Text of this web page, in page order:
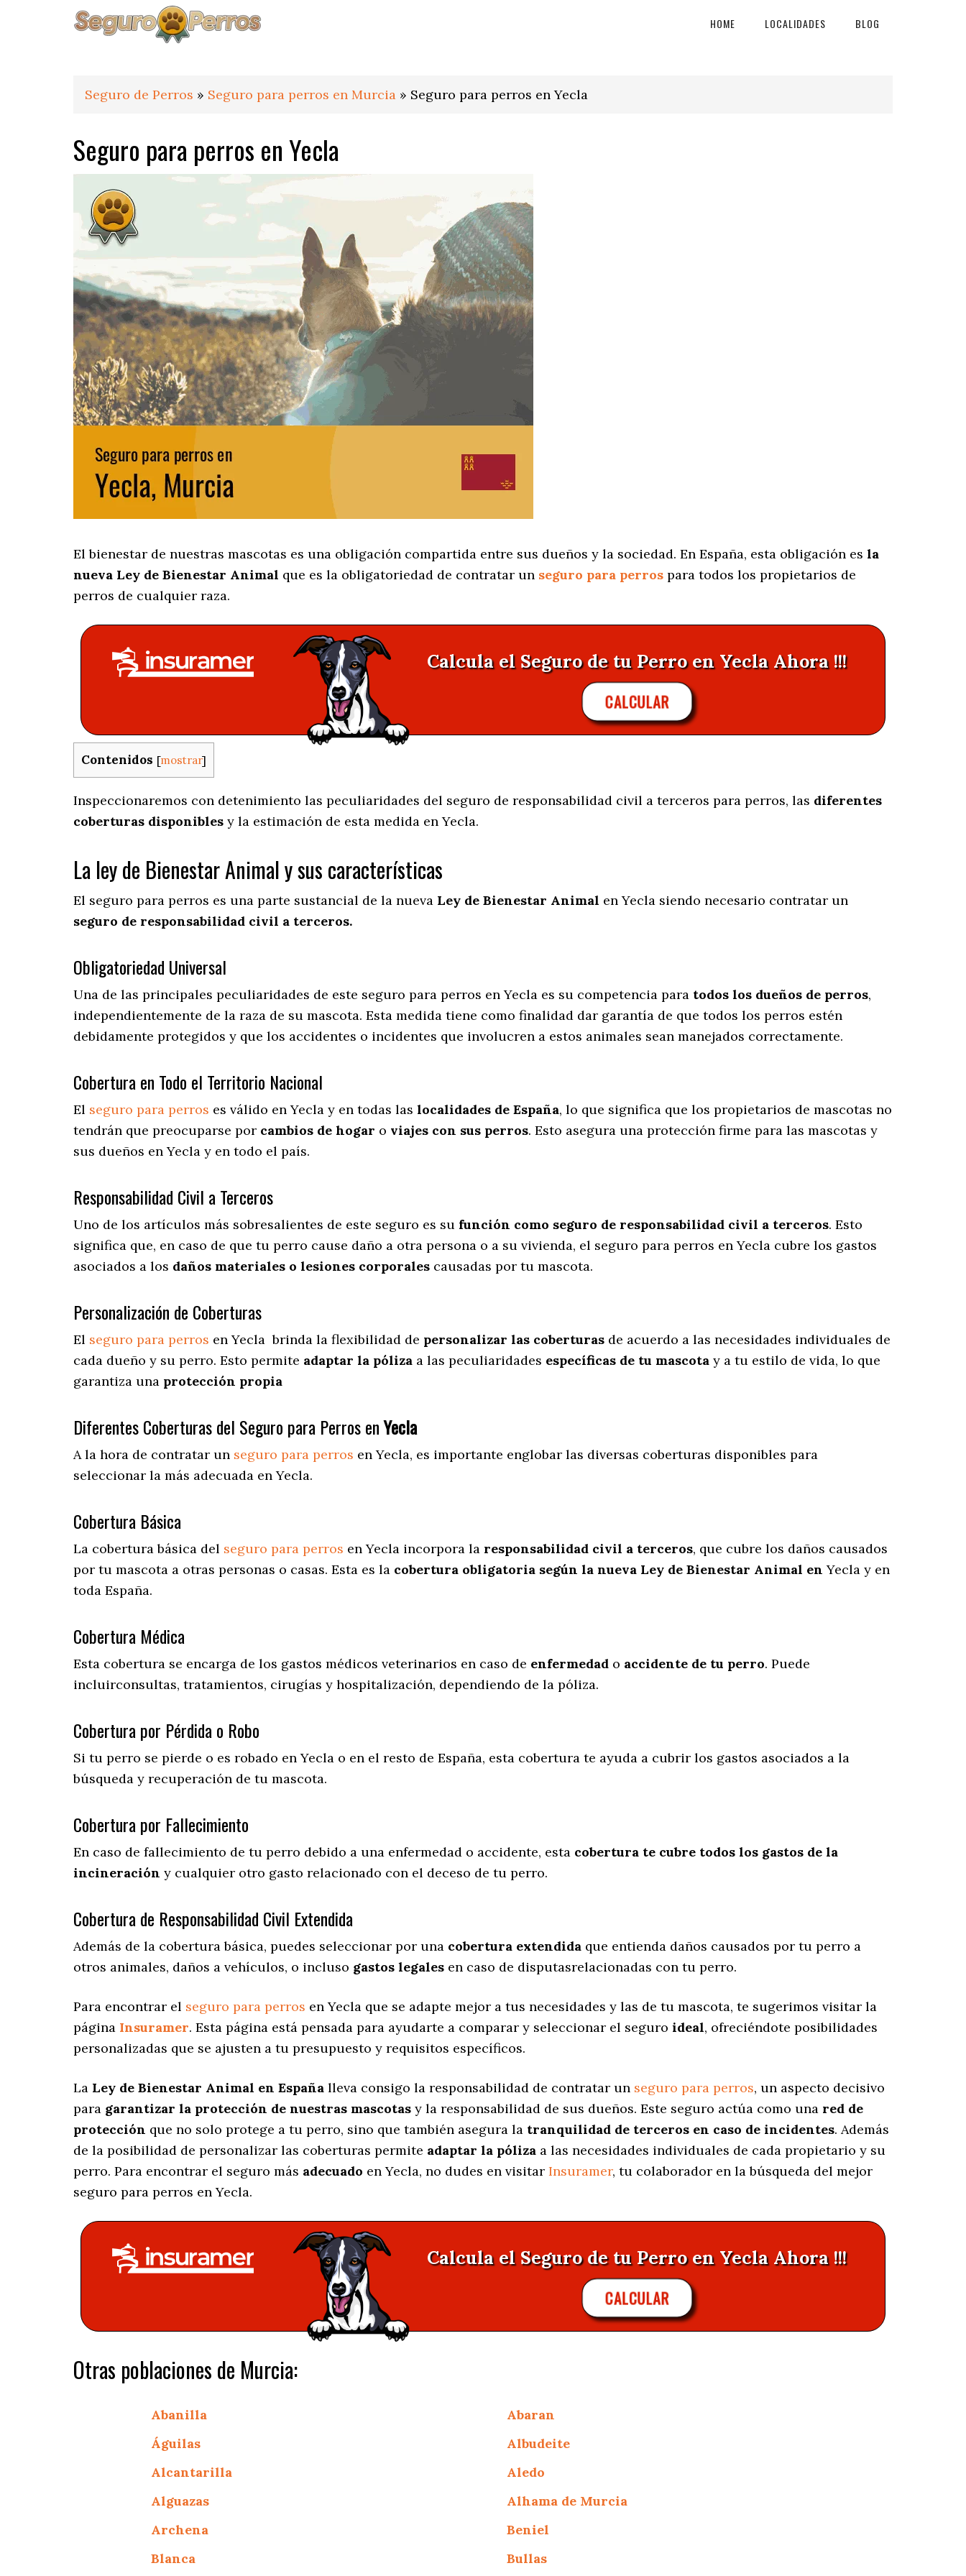
HOME LOCALIDADES BLOG
Seguro de Perros » Seguro para perros en Murcia » Seguro para perros en Yecla
Seguro para perros en Yecla
El bienestar de nuestras mascotas es una obligación compartida entre sus dueños y la sociedad. En España, esta obligación es la
nueva Ley de Bienestar Animal que es la obligatoriedad de contratar un seguro para perros para todos los propietarios de
perros de cualquier raza.
Calcula el Seguro de tu Perro en Yecla Ahora !!!
CALCULAR
Contenidos [mostrar]
Inspeccionaremos con detenimiento las peculiaridades del seguro de responsabilidad civil a terceros para perros, las diferentes
coberturas disponibles y la estimación de esta medida en Yecla.
La ley de Bienestar Animal y sus características
El seguro para perros es una parte sustancial de la nueva Ley de Bienestar Animal en Yecla siendo necesario contratar un
seguro de responsabilidad civil a terceros.
Obligatoriedad Universal
Una de las principales peculiaridades de este seguro para perros en Yecla es su competencia para todos los dueños de perros,
independientemente de la raza de su mascota. Esta medida tiene como finalidad dar garantía de que todos los perros estén
debidamente protegidos y que los accidentes o incidentes que involucren a estos animales sean manejados correctamente.
Cobertura en Todo el Territorio Nacional
El seguro para perros es válido en Yecla y en todas las localidades de España, lo que significa que los propietarios de mascotas no
tendrán que preocuparse por cambios de hogar o viajes con sus perros. Esto asegura una protección firme para las mascotas y
sus dueños en Yecla y en todo el país.
Responsabilidad Civil a Terceros
Uno de los artículos más sobresalientes de este seguro es su función como seguro de responsabilidad civil a terceros. Esto
significa que, en caso de que tu perro cause daño a otra persona o a su vivienda, el seguro para perros en Yecla cubre los gastos
asociados a los daños materiales o lesiones corporales causadas por tu mascota.
Personalización de Coberturas
El seguro para perros enYecla brinda la flexibilidad de personalizar las coberturas de acuerdo a las necesidades individuales de
cada dueño y su perro. Esto permite adaptar la póliza a las peculiaridades específicas de tu mascota y a tu estilo de vida, lo que
garantiza una protección propia
Diferentes Coberturas del Seguro para Perros enYecla
A la hora de contratar un seguro para perros en Yecla, es importante englobar las diversas coberturas disponibles para
seleccionar la más adecuada en Yecla.
Cobertura Básica
La cobertura básica del seguro para perros en Yecla incorpora la responsabilidad civil a terceros, que cubre los daños causados
por tu mascota a otras personas o casas. Esta es la cobertura obligatoria según la nueva Ley de Bienestar Animal enYecla y en
toda España.
Cobertura Médica
Esta cobertura se encarga de los gastos médicos veterinarios en caso de enfermedad o accidente de tu perro. Puede
incluirconsultas, tratamientos, cirugías y hospitalización, dependiendo de la póliza.
Cobertura por Pérdida o Robo
Si tu perro se pierde o es robado en Yecla o en el resto de España, esta cobertura te ayuda a cubrir los gastos asociados a la
búsqueda y recuperación de tu mascota.
Cobertura por Fallecimiento
En caso de fallecimiento de tu perro debido a una enfermedad o accidente, esta cobertura te cubre todos los gastos de la
incineración y cualquier otro gasto relacionado con el deceso de tu perro.
Cobertura de Responsabilidad Civil Extendida
Además de la cobertura básica, puedes seleccionar por una cobertura extendida que entienda daños causados por tu perro a
otros animales, daños a vehículos, o incluso gastos legales en caso de disputasrelacionadas con tu perro.
Para encontrar el seguro para perros en Yecla que se adapte mejor a tus necesidades y las de tu mascota, te sugerimos visitar la
página Insuramer. Esta página está pensada para ayudarte a comparar y seleccionar el seguro ideal, ofreciéndote posibilidades
personalizadas que se ajusten a tu presupuesto y requisitos específicos.
La Ley de Bienestar Animal en España lleva consigo la responsabilidad de contratar un seguro para perros, un aspecto decisivo
para garantizar la protección de nuestras mascotas y la responsabilidad de sus dueños. Este seguro actúa como una red de
protección que no solo protege a tu perro, sino que también asegura la tranquilidad de terceros en caso de incidentes. Además
de la posibilidad de personalizar las coberturas permite adaptar la póliza a las necesidades individuales de cada propietario y su
perro. Para encontrar el seguro más adecuado en Yecla, no dudes en visitar Insuramer, tu colaborador en la búsqueda del mejor
seguro para perros en Yecla.
Calcula el Seguro de tu Perro en Yecla Ahora !!!
CALCULAR
Otras poblaciones de Murcia:
Abanilla
Abaran
Águilas
Albudeite
Alcantarilla
Aledo
Alguazas
Alhama de Murcia
Archena
Beniel
Blanca
Bullas